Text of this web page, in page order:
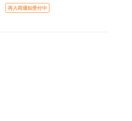
再入荷通知受付中